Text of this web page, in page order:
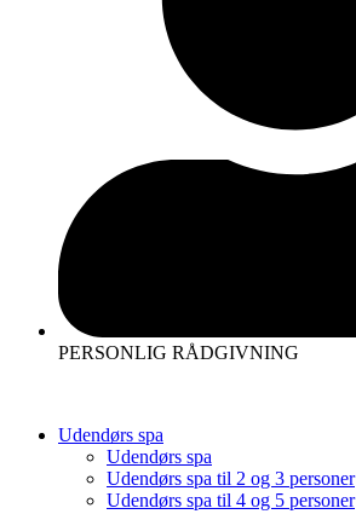
PERSONLIG RÅDGIVNING
Udendørs spa
Udendørs spa
Udendørs spa til 2 og 3 personer
Udendørs spa til 4 og 5 personer